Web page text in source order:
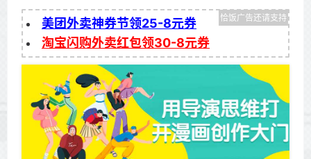
美团外卖神券节领25-8元券
淘宝闪购外卖红包领30-8元券